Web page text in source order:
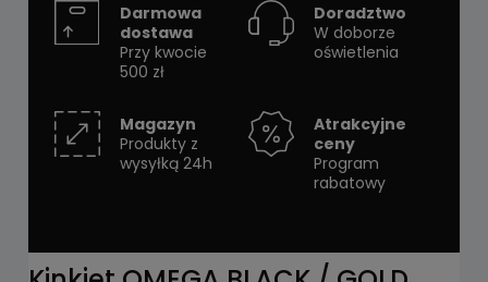
Darmowa
dostawa
Przy kwocie
500 zł
Doradztwo
W doborze
oświetlenia
Magazyn
Produkty z
wysyłką 24h
Atrakcyjne
ceny
Program
rabatowy